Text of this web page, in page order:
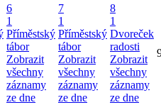
6
1
Příměstský
tábor
Zobrazit
všechny
záznamy
ze dne
7
1
Příměstský
tábor
Zobrazit
všechny
záznamy
ze dne
8
1
Dvoreček
radosti
Zobrazit
všechny
záznamy
ze dne